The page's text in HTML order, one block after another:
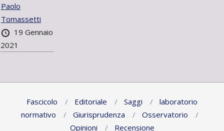
Paolo
Tomassetti
19 Gennaio
2021
Fascicolo Editoriale Saggi
laboratorio
normativo
Giurisprudenza
Osservatorio
Opinioni
Recensione